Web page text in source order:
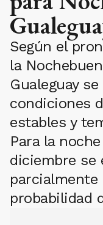
Según el
la
Gualeguay
condiciones
estables y
Para la
diciembre se
parcialmente
probabilidad